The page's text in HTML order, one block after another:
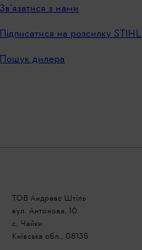
Зв’язатися з нами
Підписатися на розсилку STIHL
Пошук дилера
ТОВ Андреас Штіль
вул. Антонова, 10
с. Чайки
Київська обл., 08135